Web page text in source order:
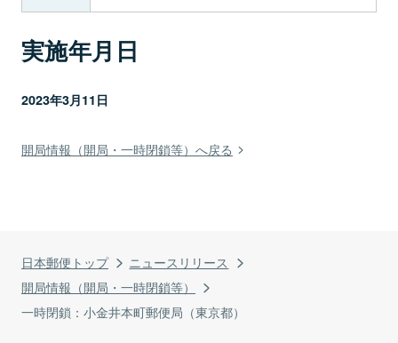
日本郵便トップ
ニュースリリース
開局情報（開局・一時閉鎖等）
一時閉鎖：小金井本町郵便局（東京都）
実施年月日
2023年3月11日
開局情報（開局・一時閉鎖等）へ戻る